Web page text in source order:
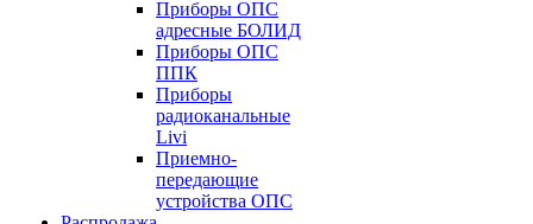
Приборы ОПС
адресные БОЛИД
Приборы ОПС
ППК
Приборы
радиоканальные
Livi
Приемно-
передающие
устройства ОПС